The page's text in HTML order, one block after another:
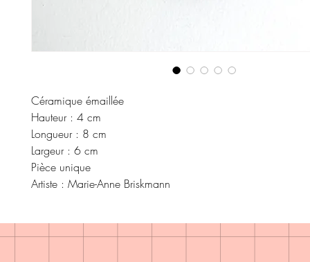
Céramique émaillée
Hauteur : 4 cm
Longueur : 8 cm
Largeur : 6 cm
Pièce unique
Artiste : Marie-Anne Briskmann